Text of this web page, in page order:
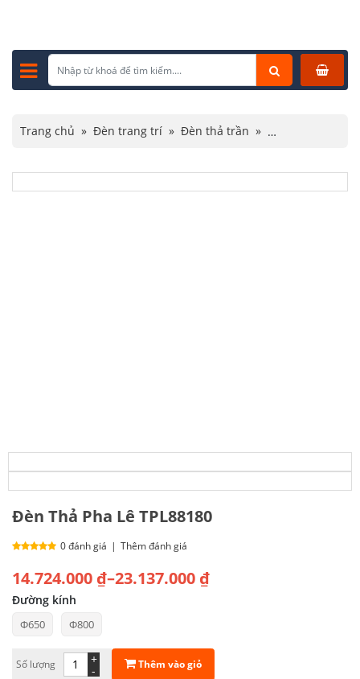
Trang chủ » Đèn trang trí » Đèn thả trần »
Đèn Thả Pha Lê TPL88180
0 đánh giá | Thêm đánh giá
14.724.000 ₫–23.137.000 ₫
Khoảng
giá:
từ
14.724.000 ₫
Đường kính
Φ650 Φ800
Số lượng -
+ Thêm vào giỏ